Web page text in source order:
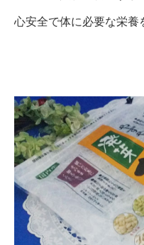
心安全で体に必要な栄養